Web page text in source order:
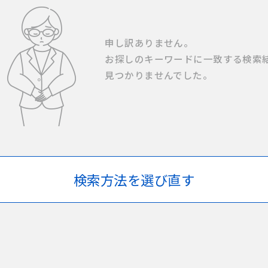
申し訳ありません。
お探しのキーワードに一致する検索
見つかりませんでした。
検索方法を選び直す